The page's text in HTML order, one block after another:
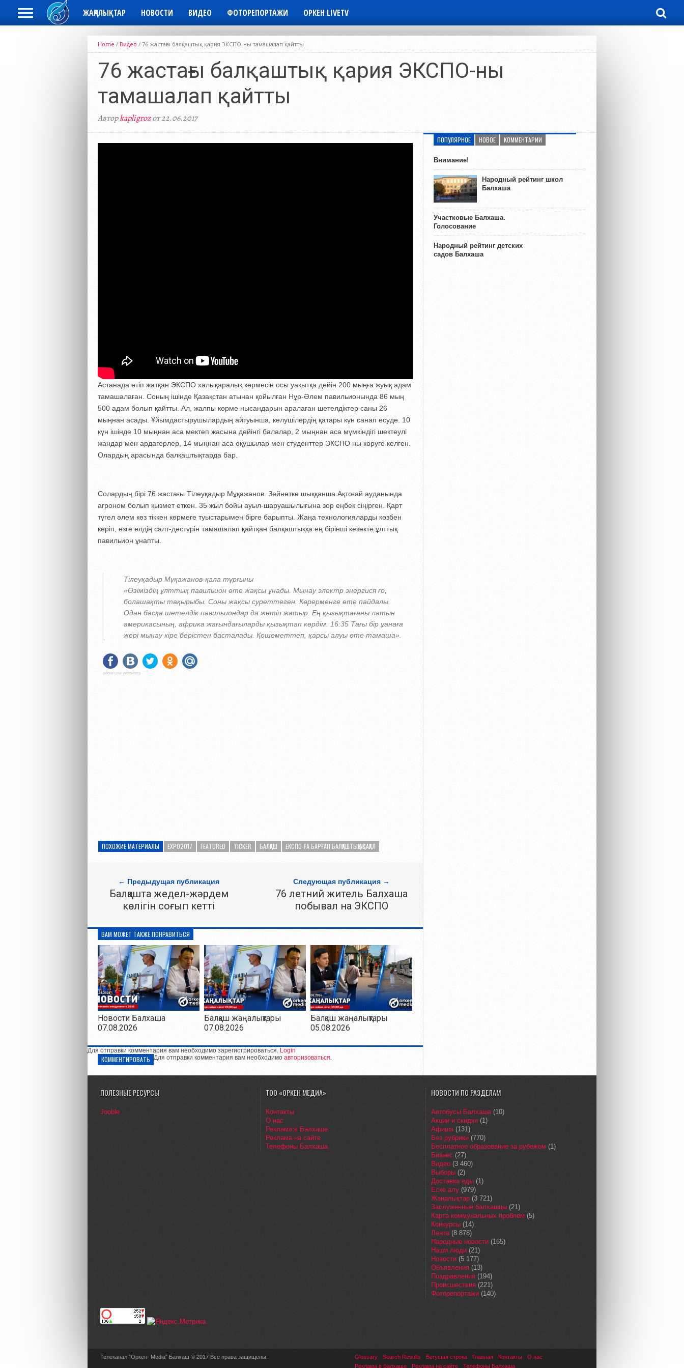
ЖАҢАЛЫҚТАР НОВОСТИ ВИДЕО ФОТОРЕПОРТАЖИ ОРКЕН LIVETV
Home / Видео / 76 жастағы балқаштық қария ЭКСПО-ны тамашалап қайтты
76 жастағы балқаштық қария ЭКСПО-ны
тамашалап қайтты
Авторkapligrozот 22.06.2017
Астанада өтіп жатқан ЭКСПО халықаралық көрмесін осы уақытқа дейін 200 мыңға жуық адам
тамашалаған. Соның ішінде Қазақстан атынан қойылған Нұр-Әлем павильионында 86 мың
500 адам болып қайтты. Ал, жалпы көрме нысандарын аралаған шетелдіктер саны 26
мыңнан асады. Ұйымдастырушылардың айтуынша, келушілердің қатары күн санап өсуде. 10
күн ішінде 10 мыңнан аса мектеп жасына дейінгі балалар, 2 мыңнан аса мүмкіндігі шектеулі
жандар мен ардагерлер, 14 мыңнан аса оқушылар мен студенттер ЭКСПО ны көруге келген.
Олардың арасында балқаштықтарда бар.
Солардың бірі 76 жастағы Тілеуқадыр Мұқажанов. Зейнетке шыққанша Ақтоғай ауданында
агроном болып қызмет еткен. 35 жыл бойы ауыл-шаруашылығына зор еңбек сіңірген. Қарт
түгел әлем көз тіккен көрмеге туыстарымен бірге барыпты. Жаңа технологияларды көзбен
көріп, өзге елдің салт-дәстүрін тамашалап қайтқан балқаштыққа ең бірінші кезекте ұлттық
павильион ұнапты.
Тілеуқадыр Мұқажанов-қала тұрғыны
«Өзіміздің ұлттық павильион өте жақсы ұнады. Мынау электр энергися ғо,
болашақты тақырыбы. Соны жақсы суреттеген. Көрерменге өте пайдалы.
Одан басқа шетелдік павильиондар да жетіп жатыр. Ең қызықтағаны латын
америкасының, африка жағындағыларды қызықтап көрдім. 16:35 Тағы бір ұанаға
жері мынау кіре берістен басталады. Қошеметтеп, қарсы алуы өте тамаша».
Social Like WordPress
ПОХОЖИЕ МАТЕРИАЛЫ EXPO2017 FEATURED TICKER БАЛҚАШ ЕКСПО-ҒА БАРҒАН БАЛҚАШТЫҚ АҚСАҚАЛ
← Предыдущая публикация
Балқашта жедел-жәрдем
көлігін соғып кетті
Следующая публикация →
76 летний житель Балхаша
побывал на ЭКСПО
ВАМ МОЖЕТ ТАКЖЕ ПОНРАВИТЬСЯ
Новости Балхаша
07.08.2026
Балқаш жаңалықтары
07.08.2026
Балқаш жаңалықтары
05.08.2026
Для отправки комментария вам необходимо зарегистрироваться. Login
КОММЕНТИРОВАТЬ Для отправки комментария вам необходимо авторизоваться.
ПОПУЛЯРНОЕ НОВОЕ КОММЕНТАРИИ
Внимание!
Народный рейтинг школ
Балхаша
Участковые Балхаша.
Голосование
Народный рейтинг детских
садов Балхаша
ПОЛЕЗНЫЕ РЕСУРСЫ
Jooble
ТОО «ОРКЕН МЕДИА»
Контакты
О нас
Реклама в Балхаше
Реклама на сайте
Телефоны Балхаша
НОВОСТИ ПО РАЗДЕЛАМ
Автобусы Балхаша(10)
Акции и скидки (1)
Афиша(131)
Без рубрики (770)
Бесплатное образование за рубежом (1)
Бизнес (27)
Видео (3 460)
Выборы (2)
Доставка еды (1)
Еске алу (979)
Жаңалықтар (3 721)
Заслуженные балхашцы (21)
Карта коммунальных проблем (5)
Конкурсы (14)
Лента(8 878)
Народные новости (165)
Наши люди (21)
Новости (5 177)
Объявления (13)
Поздравления (194)
Происшествия (221)
Фоторепортажи (140)
Телеканал "Оркен- Media" Балхаш © 2017 Все права защищены. Glossary Search Results Бегущая строка Главная Контакты
О нас
Реклама в Балхаше
Реклама на сайте Телефоны Балхаша